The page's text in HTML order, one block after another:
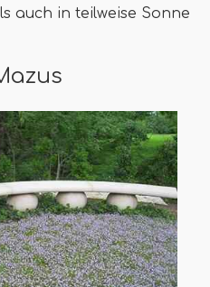
auch in teilweise Sonne